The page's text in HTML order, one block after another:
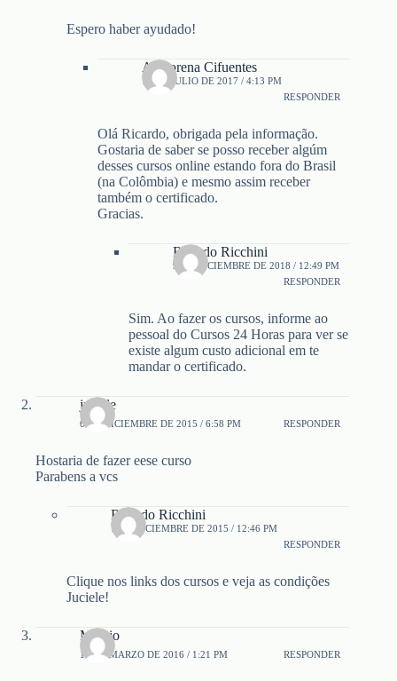
Espero haber ayudado!
Analorena Cifuentes
17 DE JULIO DE 2017 / 4:13 PM
RESPONDER
Olá Ricardo, obrigada pela informação.
Gostaria de saber se posso receber algúm
desses cursos online estando fora do Brasil
(na Colômbia) e mesmo assim receber
também o certificado.
Gracias.
Ricardo Ricchini
9 DE DICIEMBRE DE 2018 / 12:49 PM
RESPONDER
Sim. Ao fazer os cursos, informe ao
pessoal do Cursos 24 Horas para ver se
existe algum custo adicional em te
mandar o certificado.
juciele
6 DE DICIEMBRE DE 2015 / 6:58 PM RESPONDER
Hostaria de fazer eese curso
Parabens a vcs
Ricardo Ricchini
7 DE DICIEMBRE DE 2015 / 12:46 PM
RESPONDER
Clique nos links dos cursos e veja as condições
Juciele!
Marcio
17 DE MARZO DE 2016 / 1:21 PM RESPONDER